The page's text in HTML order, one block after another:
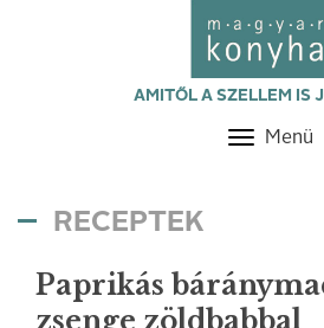
AMITŐL A SZELLEM IS
Toggle
Menü
RECEPTEK
Paprikás
zsenge zöldbabbal